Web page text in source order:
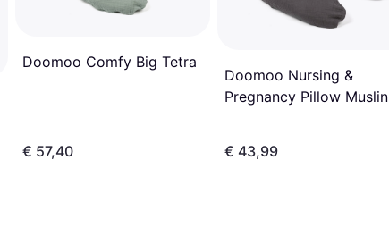
Doomoo Comfy Big Tetra
€ 57,40
Doomoo Nursing &
Pregnancy Pillow Muslin
€ 43,99